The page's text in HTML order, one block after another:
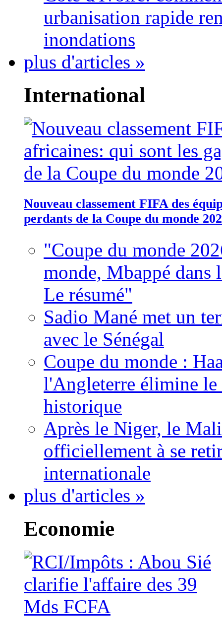
urbanisation rapide
inondations
plus d'articles »
International
Nouveau classement FIFA des
perdants de la Coupe du monde
"Coupe du monde
monde, Mbappé dans
Le résumé"
Sadio Mané met un
avec le Sénégal
Coupe du monde :
l'Angleterre élimine
historique
Après le Niger, le
officiellement à se
internationale
plus d'articles »
Economie